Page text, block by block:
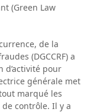
(Green Law
de la
(DGCCRF) a
d’activité pour
générale met
marqué les
contrôle. Il y a